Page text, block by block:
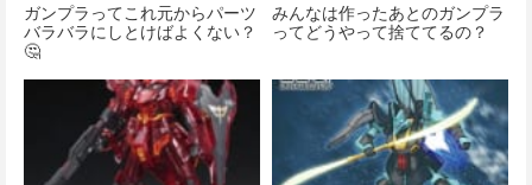
ガンプラってこれ元からパーツ
バラバラにしとけばよくない？
🤔
みんなは作ったあとのガンプラ
ってどうやって捨ててるの？